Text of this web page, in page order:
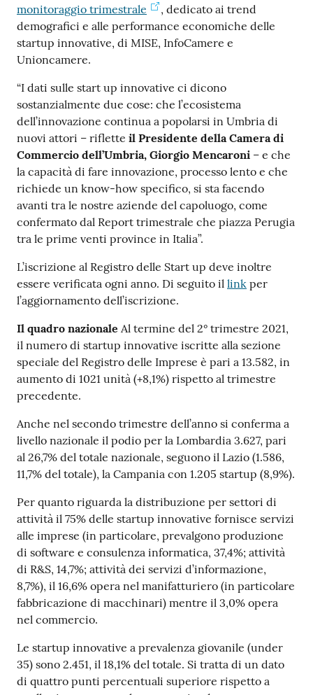
Seguici
su
monitoraggio trimestrale
, dedicato ai trend
demografici e alle performance economiche delle
startup innovative, di MISE, InfoCamere e
Unioncamere.
“I dati sulle start up innovative ci dicono
sostanzialmente due cose: che l’ecosistema
dell’innovazione continua a popolarsi in Umbria di
nuovi attori – riflette il Presidente della Camera di
Commercio dell’Umbria, Giorgio Mencaroni – e che
la capacità di fare innovazione, processo lento e che
richiede un know-how specifico, si sta facendo
avanti tra le nostre aziende del capoluogo, come
confermato dal Report trimestrale che piazza Perugia
tra le prime venti province in Italia”.
L’iscrizione al Registro delle Start up deve inoltre
essere verificata ogni anno. Di seguito il link per
l’aggiornamento dell’iscrizione.
Il quadro nazionale Al termine del 2° trimestre 2021,
il numero di startup innovative iscritte alla sezione
speciale del Registro delle Imprese è pari a 13.582, in
aumento di 1021 unità (+8,1%) rispetto al trimestre
precedente.
Anche nel secondo trimestre dell’anno si conferma a
livello nazionale il podio per la Lombardia 3.627, pari
al 26,7% del totale nazionale, seguono il Lazio (1.586,
11,7% del totale), la Campania con 1.205 startup (8,9%).
Per quanto riguarda la distribuzione per settori di
attività il 75% delle startup innovative fornisce servizi
alle imprese (in particolare, prevalgono produzione
di software e consulenza informatica, 37,4%; attività
di R&S, 14,7%; attività dei servizi d’informazione,
8,7%), il 16,6% opera nel manifatturiero (in particolare
fabbricazione di macchinari) mentre il 3,0% opera
nel commercio.
Le startup innovative a prevalenza giovanile (under
35) sono 2.451, il 18,1% del totale. Si tratta di un dato
di quattro punti percentuali superiore rispetto a